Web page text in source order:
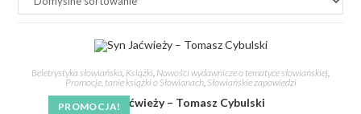
PROMOCJA!
Beletrystyka słowiańska, Książki, Nowości wydawnicze o tematyce słowiańskiej,
Promocje, tanie książki o Słowianach, Słowiańskie zapowiedzi
Syn Jaćwieży – Tomasz Cybulski